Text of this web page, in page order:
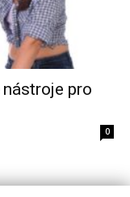
pro
0